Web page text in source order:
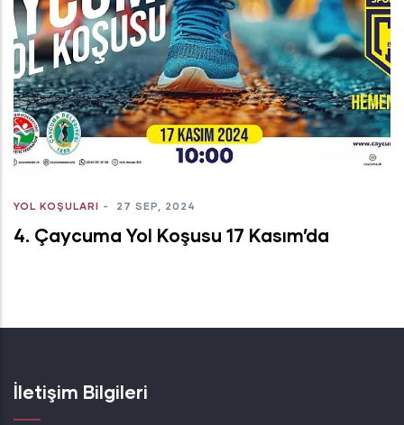
YOL KOŞULARI - 27 SEP, 2024
4. Çaycuma Yol Koşusu 17 Kasım’da
İletişim Bilgileri